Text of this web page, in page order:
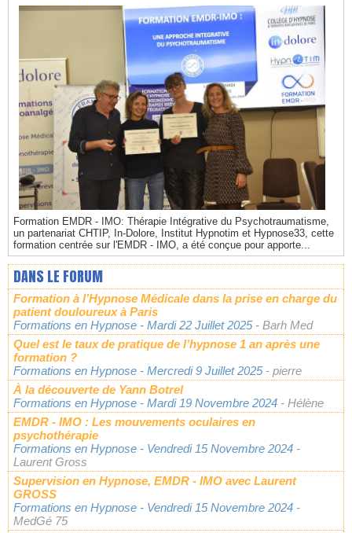
Formation EMDR - IMO: Thérapie Intégrative du Psychotraumatisme,
un partenariat CHTIP, In-Dolore, Institut Hypnotim et Hypnose33, cette
formation centrée sur l'EMDR - IMO, a été conçue pour apporte...
DANS LE FORUM
Formation à l’Hypnose Médicale dans la prise en charge du
patient douloureux à Paris
Formations en Hypnose - Mardi 22 Juillet 2025 - Barh Med
Quel est le taux de pratique de l’hypnose 1 an après une
formation ?
Formations en Hypnose - Mercredi 9 Juillet 2025 - pierre
À la découverte de Yann Botrel
Formations en Hypnose - Mardi 19 Novembre 2024 - Hélène
EMDR - IMO : Les mouvements oculaires en
psychothérapie
Formations en Hypnose - Vendredi 15 Novembre 2024 -
Laurent Gross
Supervision en Hypnose, EMDR - IMO avec Laurent
GROSS
Formations en Hypnose - Vendredi 15 Novembre 2024 -
MedGé 75